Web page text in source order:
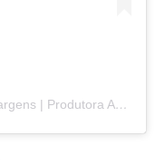
Um post compartilhado por Três Margens | Produtora Audiovisual (@tresmargens_produtora)